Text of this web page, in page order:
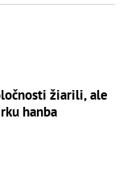
žiarili, ale
hanba